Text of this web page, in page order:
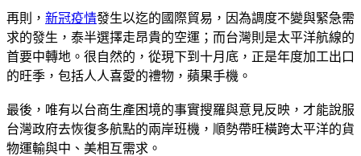
再則， 新冠疫情發生以迄的國際貿易，因為調度不變與緊急需
求的發生，泰半選擇走昂貴的空運；而台灣則是太平洋航線的
首要中轉地。很自然的，從現下到十月底，正是年度加工出口
的旺季，包括人人喜愛的禮物，蘋果手機。
最後，唯有以台商生產困境的事實搜羅與意見反映，才能說服
台灣政府去恢復多航點的兩岸班機，順勢帶旺橫跨太平洋的貨
物運輸與中、美相互需求。